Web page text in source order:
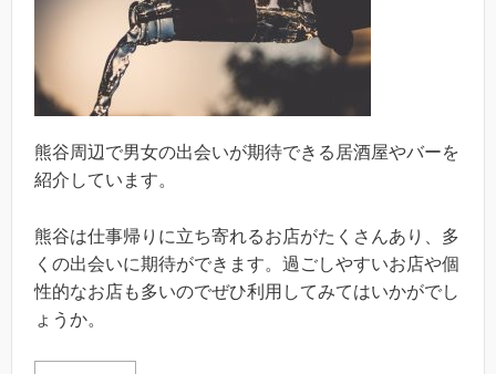
熊谷周辺で男女の出会いが期待できる居酒屋やバーを
紹介しています。
熊谷は仕事帰りに立ち寄れるお店がたくさんあり、多
くの出会いに期待ができます。過ごしやすいお店や個
性的なお店も多いのでぜひ利用してみてはいかがでし
ょうか。